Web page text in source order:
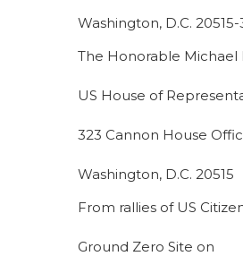
Washington, D.C. 20515-
The Honorable Michael
US House of
323 Cannon House
Washington, D.C. 20515
From rallies of US
Ground Zero Site on